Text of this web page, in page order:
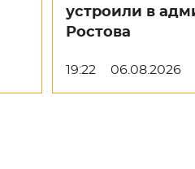
устроили в
Ростова
19:22 06.08.2026